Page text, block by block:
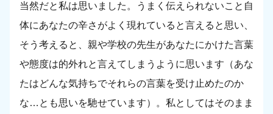
当然だと私は思いました。うまく伝えられないこと自
体にあなたの辛さがよく現れていると言えると思い、
そう考えると、親や学校の先生があなたにかけた言葉
や態度は的外れと言えてしまうように思います（あな
たはどんな気持ちでそれらの言葉を受け止めたのか
な…とも思いを馳せています）。私としてはそのまま